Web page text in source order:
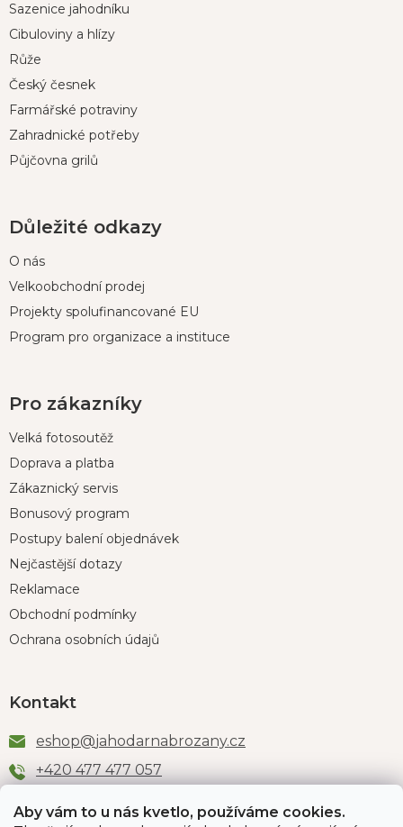
Aby vám to u nás kvetlo, používáme cookies.
aSazenice jahodníku
Cibuloviny a hlízy
Růže
Český česnek
Farmářské potraviny
Zahradnické potřeby
Půjčovna grilů
Důležité odkazy
O nás
Velkoobchodní prodej
Projekty spolufinancované EU
Program pro organizace a instituce
Pro zákazníky
Velká fotosoutěž
Doprava a platba
Zákaznický servis
Bonusový program
Postupy balení objednávek
Nejčastější dotazy
Reklamace
Obchodní podmínky
Ochrana osobních údajů
Kontakt
eshop@jahodarnabrozany.cz
+420 477 477 057